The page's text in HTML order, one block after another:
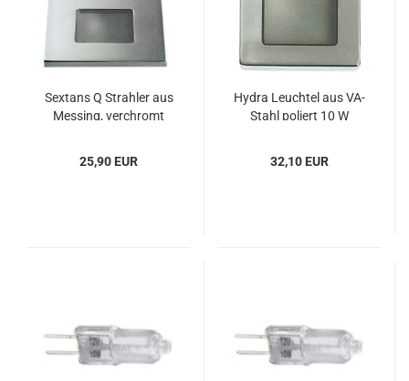
Sext­ans Q Strah­ler aus
Mes­sing, ver­chromt
25,90 EUR
Hydra Leuch­tel aus VA-​
Stahl po­liert 10 W
32,10 EUR